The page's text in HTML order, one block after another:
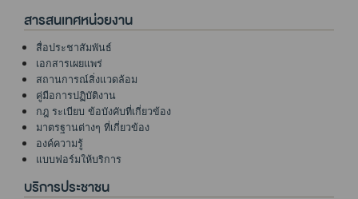
สารสนเทศหน่วยงาน
สื่อประชาสัมพันธ์
เอกสารเผยแพร่
สถานการณ์สิ่งแวดล้อม
คู่มือการปฏิบัติงาน
กฎ ระเบียบ ข้อบังคับที่เกี่ยวข้อง
มาตรฐานต่างๆ ที่เกี่ยวข้อง
องค์ความรู้
แบบฟอร์มให้บริการ
บริการประชาชน